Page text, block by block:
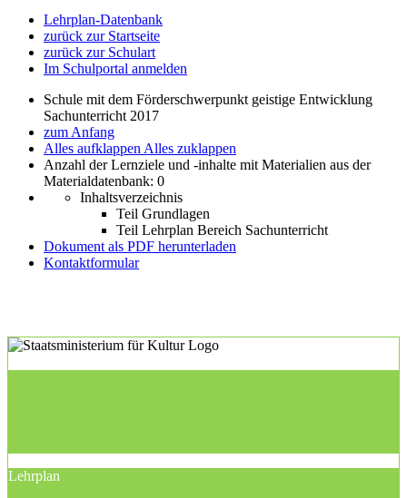
Lehrplan-Datenbank
zurück zur Startseite
zurück zur Schulart
Im Schulportal anmelden
Schule mit dem Förderschwerpunkt geistige Entwicklung
Sachunterricht 2017
zum Anfang
Alles aufklappen Alles zuklappen
Anzahl der Lernziele und -inhalte mit Materialien aus der
Materialdatenbank: 0
Inhaltsverzeichnis
Teil Grundlagen
Teil Lehrplan Bereich Sachunterricht
Dokument als PDF herunterladen
Kontaktformular
Lehrplan